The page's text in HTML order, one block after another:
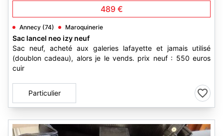
489 €
Annecy (74) Maroquinerie
Sac lancel neo izy neuf
Sac neuf, acheté aux galeries lafayette et jamais utilisé
(doublon cadeau), alors je le vends. prix neuf : 550 euros
cuir
Particulier